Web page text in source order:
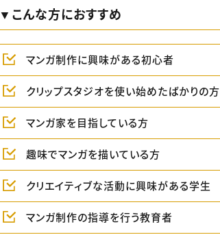
▼こんな方におすすめ
マンガ制作に興味がある初心者
クリップスタジオを使い始めたばかりの方
マンガ家を目指している方
趣味でマンガを描いている方
クリエイティブな活動に興味がある学生
マンガ制作の指導を行う教育者